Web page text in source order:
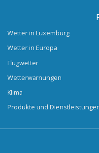
Wetter in Luxemburg
Wetter in Europa
Flugwetter
Wetterwarnungen
Klima
Produkte und